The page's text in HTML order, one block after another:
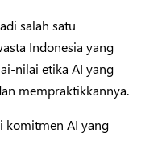
salah satu
Indonesia yang
nilai etika AI yang
mempraktikkannya.
komitmen AI yang